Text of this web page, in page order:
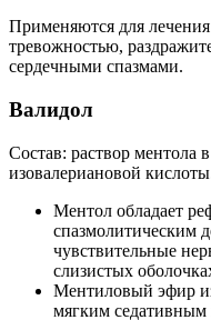
Применяются для
тревожностью,
сердечными спазмами.
Валидол
Состав: раствор ментола
изовалериановой
Ментол обладает
спазмолитическим
чувствительные
слизистых
Ментиловый эфир
мягким седативным